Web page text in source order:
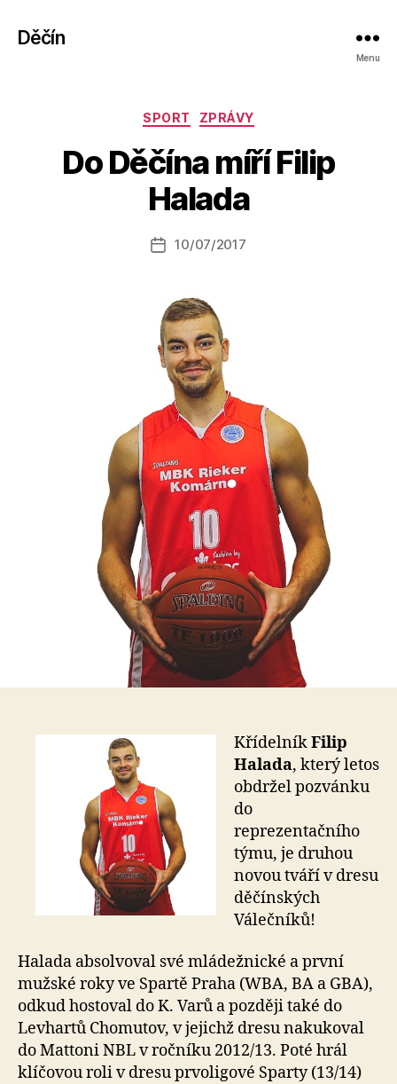
Děčín
Menu
Rubriky
SPORT ZPRÁVY
Do Děčína míří Filip
Halada
Autor
příspěvku
u
o
a
Datum
10/07/2017
KřídelníkFilip
Halada, který letos
obdržel pozvánku
do
reprezentačního
týmu, je druhou
novou tváří v dresu
děčínských
Válečníků!
Halada absolvoval své mládežnické a první
mužské roky ve Spartě Praha (WBA, BA a GBA),
odkud hostoval do K. Varů a později také do
Levhartů Chomutov, v jejichž dresu nakukoval
do Mattoni NBL v ročníku 2012/13. Poté hrál
klíčovou roli v dresu prvoligové Sparty (13/14)